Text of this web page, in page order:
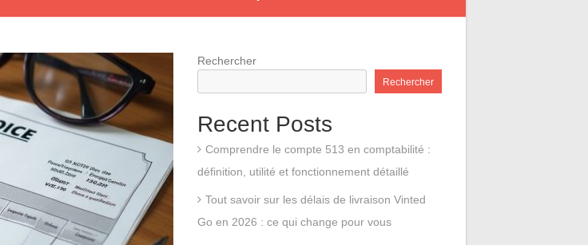
Rechercher
Rechercher
Recent Posts
Comprendre le compte 513 en comptabilité :
définition, utilité et fonctionnement détaillé
Tout savoir sur les délais de livraison Vinted
Go en 2026 : ce qui change pour vous